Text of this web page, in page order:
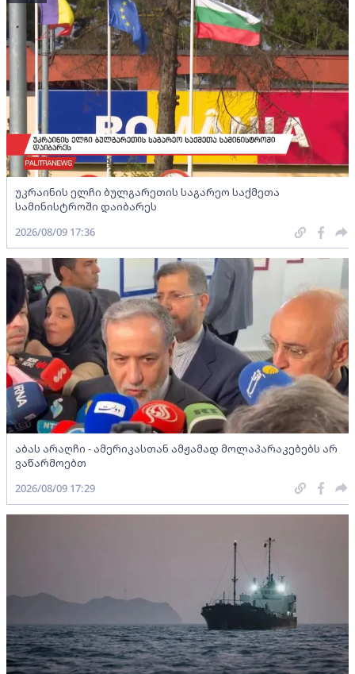
უკრაინის ელჩი ბულგარეთის საგარეო საქმეთა
სამინისტროში დაიბარეს
2026/08/09 17:36
აბას არაღჩი - ამერიკასთან ამჟამად მოლაპარაკებებს არ
ვაწარმოებთ
2026/08/09 17:29